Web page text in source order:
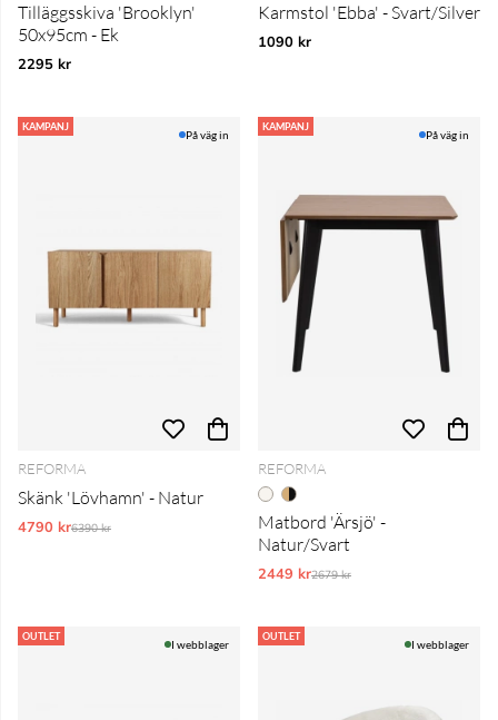
Tilläggsskiva 'Brooklyn'
50x95cm - Ek
2295 kr
Karmstol 'Ebba' - Svart/Silver
1090 kr
KAMPANJ
På väg in
REFORMA
Skänk 'Lövhamn' - Natur
4790 krOrdinarie pris:
6390 kr
KAMPANJ
På väg in
REFORMA
Matbord 'Ärsjö' -
Natur/Svart
2449 krOrdinarie pris:
2679 kr
OUTLET
I webblager
OUTLET
I webblager